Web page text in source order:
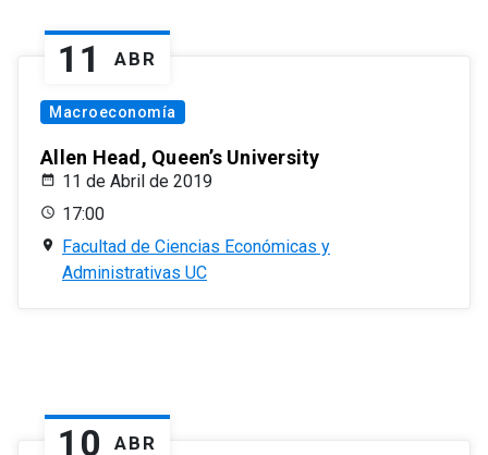
11 ABR
Macroeconomía
Allen Head, Queen’s University
11 de Abril de 2019
17:00
Facultad de Ciencias Económicas y
Administrativas UC
10 ABR